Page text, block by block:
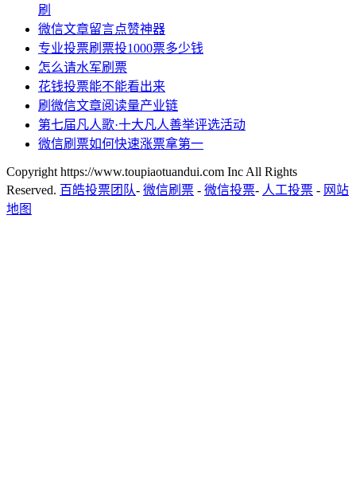
刷
微信文章留言点赞神器
专业投票刷票投1000票多少钱
怎么请水军刷票
花钱投票能不能看出来
刷微信文章阅读量产业链
第七届凡人歌·十大凡人善举评选活动
微信刷票如何快速涨票拿第一
Copyright https://www.toupiaotuandui.com Inc All Rights
Reserved. 百皓投票团队- 微信刷票 - 微信投票- 人工投票 - 网站
地图